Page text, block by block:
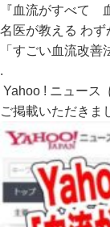
『 血流がすべて
名医が教える わず
「すごい血流改善
.
Yahoo ! ニュース
ご掲載いただきま